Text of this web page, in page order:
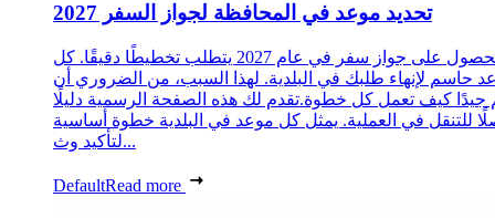
تحديد موعد في المحافظة لجواز السفر 2027
الحصول على جواز سفر في عام 2027 يتطلب تخطيطًا دقيقًا. كل
حاسم لإنهاء طلبك في البلدية. لهذا السبب، من الضروري أن
جيدًا كيف تعمل كل خطوة.تقدم لك هذه الصفحة الرسمية دليلًا
للتنقل في العملية. يمثل كل موعد في البلدية خطوة أساسية
لتأكيد وث...
DefaultRead more